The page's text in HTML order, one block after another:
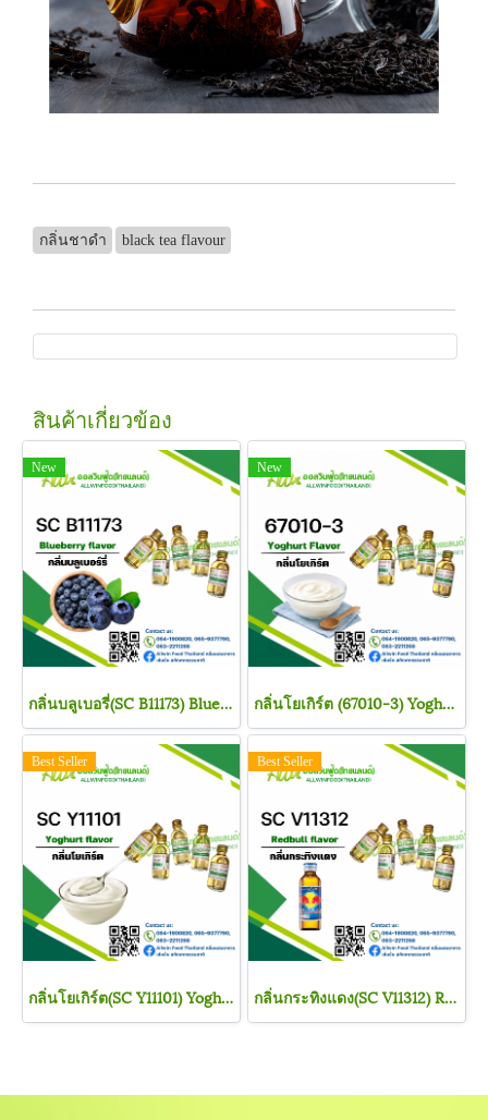
กลิ่นชาดำ black tea flavour
สินค้าเกี่ยวข้อง
New
กลิ่นบลูเบอรี่(SC B11173) Blueberry flavor
New
กลิ่นโยเกิร์ต (67010-3) Yoghurt flavour
Best Seller
กลิ่นโยเกิร์ต(SC Y11101) Yoghurt flavour
Best Seller
กลิ่นกระทิงแดง(SC V11312) Red Bull flavour